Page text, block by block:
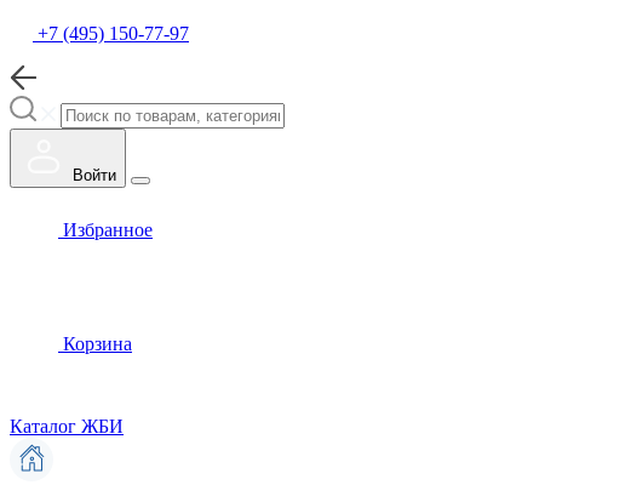
+7 (495) 150-77-97
Войти
Избранное
Корзина
Каталог ЖБИ